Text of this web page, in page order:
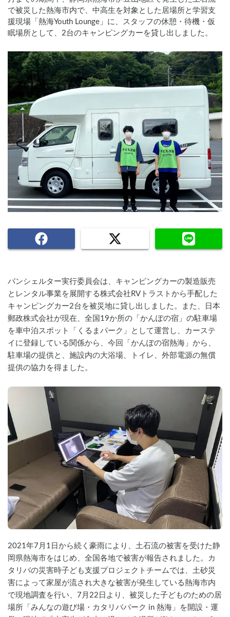
で被災した熱海市内で、中高生を対象とした居場所と学習支
援現場「熱海Youth Lounge」に、スタッフの休憩・待機・仮
眠場所として、2台のキャンピングカーを貸し出しました。
バンシェルター実行委員会は、キャンピングカーの製造販売
とレンタル事業を展開する株式会社RVトラストから手配した
キャンピングカー2台を被災地に貸し出しました。また、日本
郵政株式会社が現在、全国19か所の「かんぽの宿」の駐車場
を車中泊スポット「くるまパーク」として運営し、カーステ
イに登録している関係から、今回「かんぽの宿熱海」から、
駐車場の提供と、施設内の大浴場、トイレ、外部電源の無償
提供の協力を得ました。
2021年7月1日から続く豪雨により、土石流の被害を受けた静
岡県熱海市をはじめ、全国各地で被害が報告されました。カ
タリバの災害時子ども支援プロジェクトチームでは、土砂災
害によって家屋が流され大きな被害が発生している熱海市内
で現地調査を行い、7月22日より、被災した子どものための居
場所「みんなの遊び場・カタリバパーク in 熱海」を開設・運